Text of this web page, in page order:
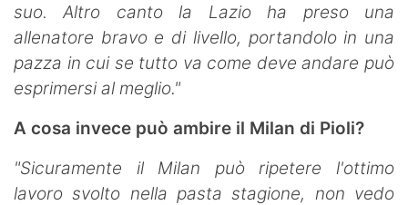
suo. Altro canto la Lazio ha preso una
allenatore bravo e di livello, portandolo in una
pazza in cui se tutto va come deve andare può
esprimersi al meglio."
A cosa invece può ambire il Milan di Pioli?
"Sicuramente il Milan può ripetere l'ottimo
lavoro svolto nella pasta stagione, non vedo